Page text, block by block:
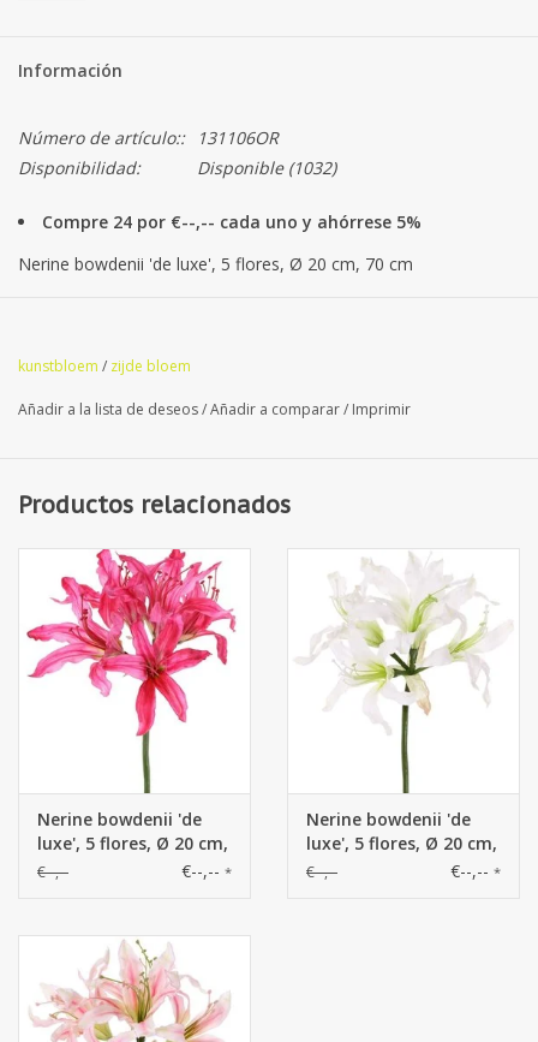
Información
Número de artículo::
131106OR
Disponibilidad:
Disponible(1032)
Compre 24 por €--,-- cada uno y ahórrese 5%
Nerine bowdenii 'de luxe', 5 flores, Ø 20 cm, 70 cm
kunstbloem / zijde bloem
Añadir a la lista de deseos/Añadir a comparar/ Imprimir
Productos relacionados
Nerine bowdenii 'de
luxe', 5 flores, Ø 20 cm,
70 cm
€--,-- €--,-- *
Nerine bowdenii 'de
luxe', 5 flores, Ø 20 cm,
70 cm
€--,-- €--,-- *